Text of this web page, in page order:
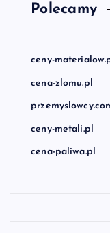
Polecamy
ceny-
cena-zlomu.pl
ceny-metali.pl
cena-paliwa.pl